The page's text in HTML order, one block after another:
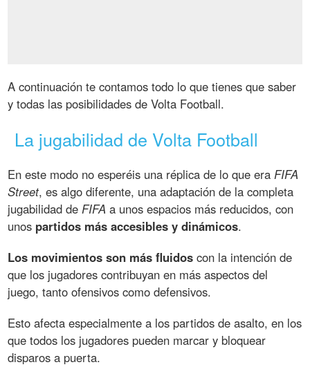
A continuación te contamos todo lo que tienes que saber
y todas las posibilidades de Volta Football.
La jugabilidad de Volta Football
En este modo no esperéis una réplica de lo que eraFIFA
Street, es algo diferente, una adaptación de la completa
jugabilidad deFIFA a unos espacios más reducidos, con
unos partidos más accesibles y dinámicos.
Los movimientos son más fluidos con la intención de
que los jugadores contribuyan en más aspectos del
juego, tanto ofensivos como defensivos.
Esto afecta especialmente a los partidos de asalto, en los
que todos los jugadores pueden marcar y bloquear
disparos a puerta.